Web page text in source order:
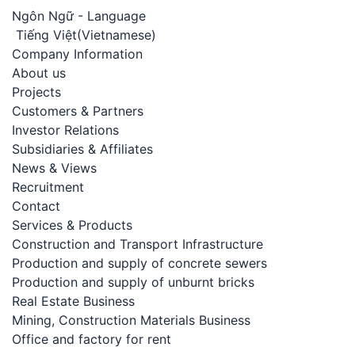
Ngôn Ngữ - Language
Tiếng Việt(Vietnamese)
Company Information
About us
Projects
Customers & Partners
Investor Relations
Subsidiaries & Affiliates
News & Views
Recruitment
Contact
Services & Products
Construction and Transport Infrastructure
Production and supply of concrete sewers
Production and supply of unburnt bricks
Real Estate Business
Mining, Construction Materials Business
Office and factory for rent